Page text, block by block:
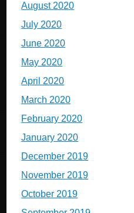
August 2020
July 2020
June 2020
May 2020
April 2020
March 2020
February 2020
January 2020
December 2019
November 2019
October 2019